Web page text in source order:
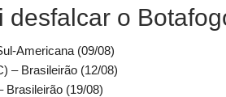
desfalcar o
Americana (09/08)
– Brasileirão (12/08)
Brasileirão (19/08)